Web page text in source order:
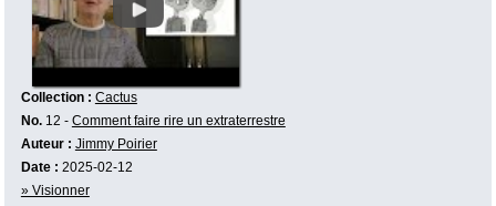
Collection : Cactus
No.12 - Comment faire rire un extraterrestre
Auteur : Jimmy Poirier
Date : 2025-02-12
» Visionner